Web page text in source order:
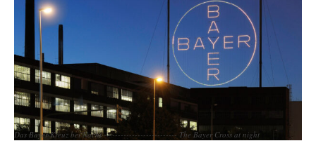
Das Bayer-Kreuz bei Nacht -------------------------- The Bayer Cross at night